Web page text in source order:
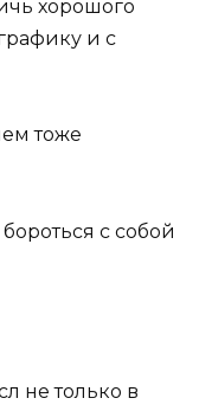
хорошого
и с
тоже
с собой
не только в